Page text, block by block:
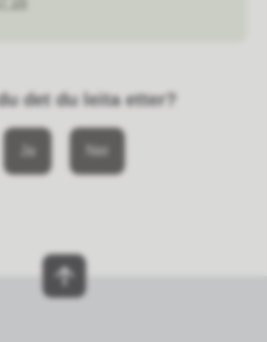
det du leita etter?
Ja Nei